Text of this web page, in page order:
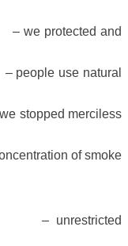
and
use natural
merciless
of smoke
– unrestricted